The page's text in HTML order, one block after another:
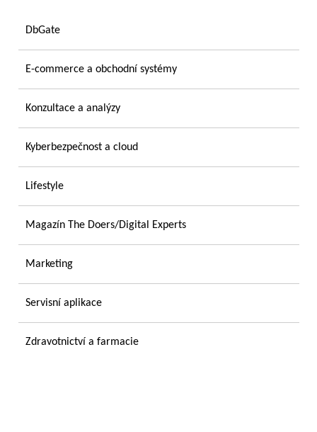
DbGate
E-commerce a obchodní systémy
Konzultace a analýzy
Kyberbezpečnost a cloud
Lifestyle
Magazín The Doers/Digital Experts
Marketing
Servisní aplikace
Zdravotnictví a farmacie